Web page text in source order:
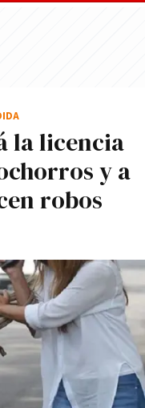
la licencia
y a
robos